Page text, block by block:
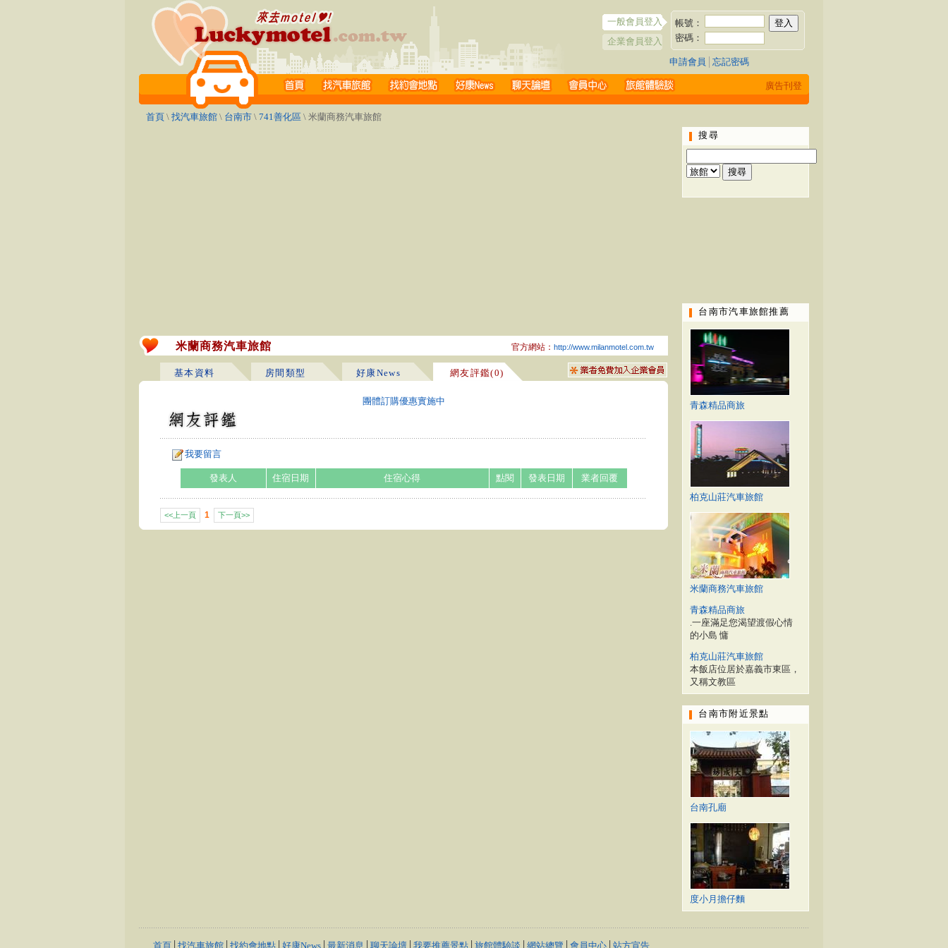
一般會員登入
企業會員登入
帳號：
密碼：
申請會員 忘記密碼
廣告刊登
首頁 \ 找汽車旅館 \ 台南市 \ 741善化區 \ 米蘭商務汽車旅館
米蘭商務汽車旅館 官方網站： http://www.milanmotel.com.tw
基本資料 房間類型 好康News 網友評鑑(0)
團體訂購優惠實施中
我要留言
發表人 住宿日期 住宿心得 點閱 發表日期 業者回覆
<<上一頁 1 下一頁>>
搜尋
台南市汽車旅館推薦
青森精品商旅
柏克山莊汽車旅館
米蘭商務汽車旅館
青森精品商旅
.一座滿足您渴望渡假心情
的小島 慵
柏克山莊汽車旅館
本飯店位居於嘉義市東區，
又稱文教區
台南市附近景點
台南孔廟
度小月擔仔麵
首頁 找汽車旅館 找約會地點 好康News 最新消息 聊天論壇 我要推薦景點 旅館體驗談 網站總覽 會員中心 站方宣告